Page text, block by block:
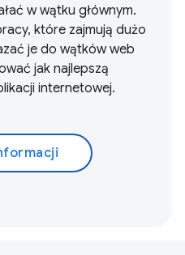
w wątku głównym.
które zajmują dużo
je do wątków web
jak najlepszą
internetowej.